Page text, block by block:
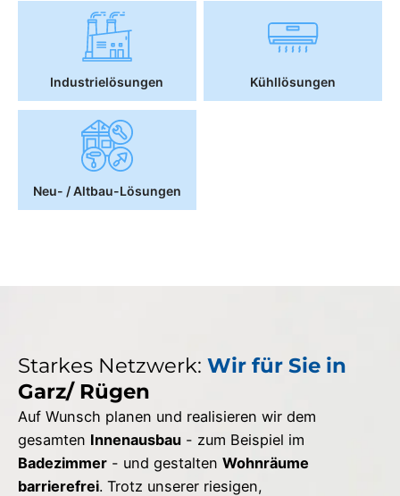
Industrielösungen Kühllösungen
Neu- / Altbau-Lösungen
Starkes Netzwerk: Wir für Sie in
Garz/ Rügen
Auf Wunsch planen und realisieren wir dem
gesamten Innenausbau - zum Beispiel im
Badezimmer - und gestalten Wohnräume
barrierefrei. Trotz unserer riesigen,